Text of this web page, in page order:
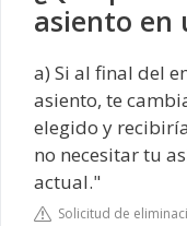
asiento en
a) Si al final del
asiento, te
elegido y
no necesitar tu
actual."
Solicitud de